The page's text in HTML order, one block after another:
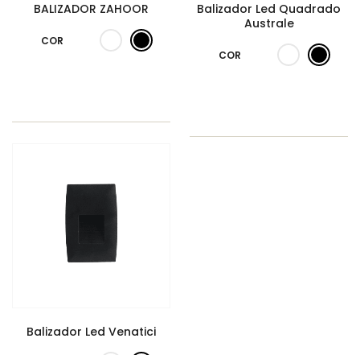
BALIZADOR ZAHOOR
COR
Balizador Led Quadrado
Australe
COR
Balizador Led Venatici